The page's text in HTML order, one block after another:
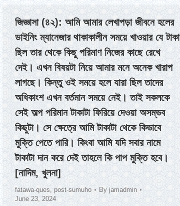
জিজ্ঞাসা (৪২): আমি আমার লেখাপড়া জীবনে হলের
ডাইনিং ম্যানেজার থাকাকালীন সময়ে খাওয়ার যে টাকা
ছিল তার থেকে কিছু পরিমাণ নিজের কাছে রেখে
দেই। এখন বিষয়টা নিয়ে আমার মনে অনেক খারাপ
লাগছে। কিন্তু ওই সময়ে হলে যারা ছিল তাদের
অধিকাংশ এখন বর্তমান সময়ে নেই। তাই সকলকে
সেই অল্প পরিমান টাকাটা ফিরিয়ে দেওয়া অসম্ভব
কিছুটা। সে ক্ষেত্রে আমি টাকাটা থেকে কিভাবে
মুক্তি পেতে পারি। কিংবা আমি যদি সবার নামে
টাকাটা দান করে দেই তাহলে কি পাপ মুক্তি হবে।
[নাদিম, খুলনা]
fatawa-ques, post-sumuho By jamadmin
June 23, 2024